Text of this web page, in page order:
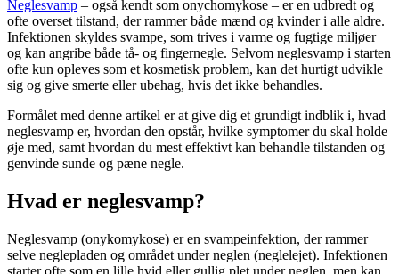
Neglesvamp – også kendt som onychomykose – er en udbredt og
ofte overset tilstand, der rammer både mænd og kvinder i alle aldre.
Infektionen skyldes svampe, som trives i varme og fugtige miljøer
og kan angribe både tå- og fingernegle. Selvom neglesvamp i starten
ofte kun opleves som et kosmetisk problem, kan det hurtigt udvikle
sig og give smerte eller ubehag, hvis det ikke behandles.
Formålet med denne artikel er at give dig et grundigt indblik i, hvad
neglesvamp er, hvordan den opstår, hvilke symptomer du skal holde
øje med, samt hvordan du mest effektivt kan behandle tilstanden og
genvinde sunde og pæne negle.
Hvad er neglesvamp?
Neglesvamp (onykomykose) er en svampeinfektion, der rammer
selve neglepladen og området under neglen (neglelejet). Infektionen
starter ofte som en lille hvid eller gullig plet under neglen, men kan